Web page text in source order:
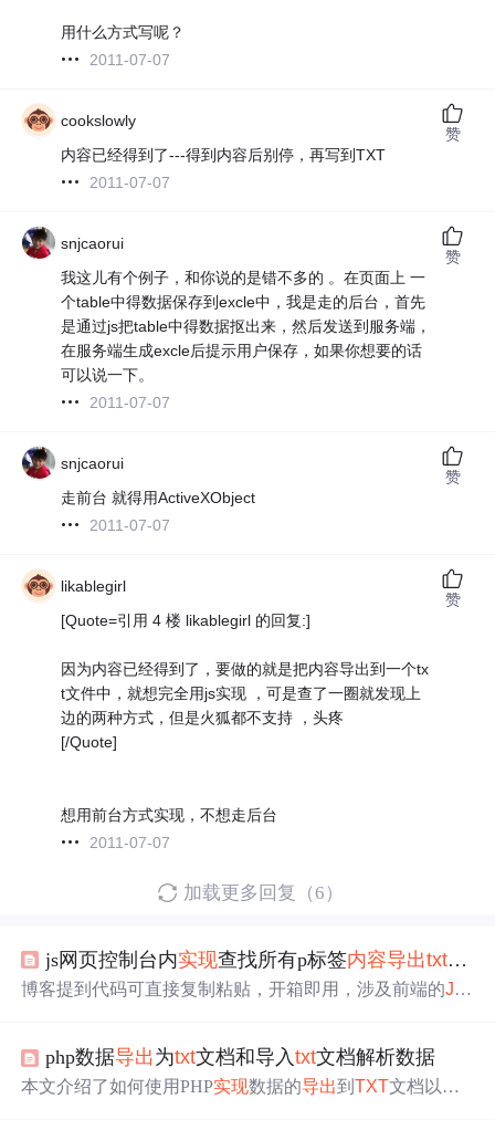
用什么方式写呢？
2011-07-07
cookslowly
内容已经得到了---得到内容后别停，再写到TXT
2011-07-07
赞
snjcaorui
我这儿有个例子，和你说的是错不多的 。在页面上 一
个table中得数据保存到excle中，我是走的后台，首先
是通过js把table中得数据抠出来，然后发送到服务端，
在服务端生成excle后提示用户保存，如果你想要的话
可以说一下。
2011-07-07
赞
snjcaorui
走前台 就得用ActiveXObject
2011-07-07
赞
likablegirl
[Quote=引用 4 楼 likablegirl 的回复:]
因为内容已经得到了，要做的就是把内容导出到一个tx
t文件中，就想完全用js实现 ，可是查了一圈就发现上
边的两种方式，但是火狐都不支持 ，头疼
[/Quote]
想用前台方式实现，不想走后台
2011-07-07
赞
加载更多回复（6）
js网页控制台内实现查找所有p标签内容导出txt文件
博客提到代码可直接复制粘贴，开箱即用，涉及前端的Jav
php数据导出为txt文档和导入txt文档解析数据
本文介绍了如何使用PHP实现数据的导出到TXT文档以及